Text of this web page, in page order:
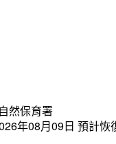
然保育署
年08月09日 預計